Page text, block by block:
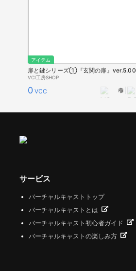
アイテム
扉と鍵シリーズ①『玄関の扉』ver.5.00
VCI工房SHOP
0 VCC
サービス
バーチャルキャストトップ
バーチャルキャストとは
バーチャルキャスト初心者ガイド
バーチャルキャストの楽しみ方